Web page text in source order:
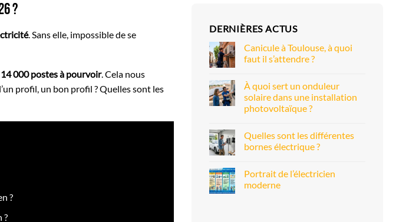
?
. Sans elle, impossible de se
000 postes à pourvoir. Cela nous
profil, un bon profil ? Quelles sont les
?
?
DERNIÈRES ACTUS
Canicule à Toulouse, à quoi
faut il s’attendre ?
À quoi sert un onduleur
solaire dans une installation
photovoltaïque ?
Quelles sont les différentes
bornes électrique ?
Portrait de l’électricien
moderne